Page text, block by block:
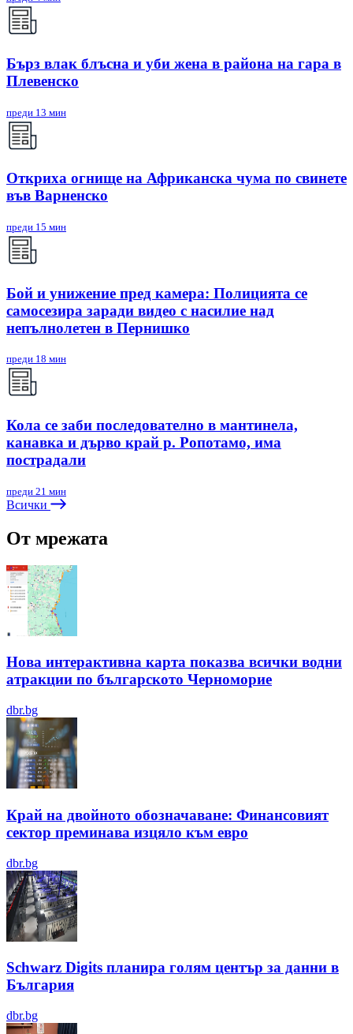
Бърз влак блъсна и уби жена в района на гара в
Плевенско
преди 13 мин
Откриха огнище на Африканска чума по свинете
във Варненско
преди 15 мин
Бой и унижение пред камера: Полицията се
самосезира заради видео с насилие над
непълнолетен в Пернишко
преди 18 мин
Кола се заби последователно в мантинела,
канавка и дърво край р. Ропотамо, има
пострадали
преди 21 мин
Всички
От мрежата
Нова интерактивна карта показва всички водни
атракции по българското Черноморие
dbr.bg
Край на двойното обозначаване: Финансовият
сектор преминава изцяло към евро
dbr.bg
Schwarz Digits планира голям център за данни в
България
dbr.bg